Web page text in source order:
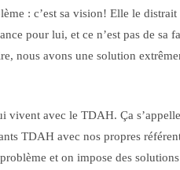
: c’est sa vision! Elle le distrait
pour lui, et ce n’est pas de sa
nous avons une solution
vivent avec le TDAH. Ça
TDAH avec nos propres
et on impose des